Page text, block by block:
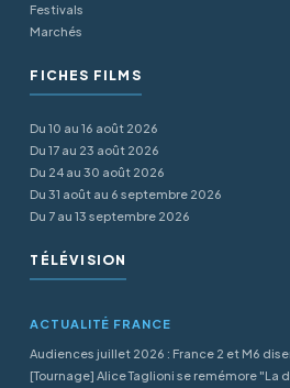
Festivals
Marchés
FICHES FILMS
Du 10 au 16 août 2026
Du 17 au 23 août 2026
Du 24 au 30 août 2026
Du 31 août au 6 septembre 2026
Du 7 au 13 septembre 2026
TÉLÉVISION
ACTUALITÉ FRANCE
Audiences juillet 2026 : France 2 et M6
[Tournage] Alice Taglioni se remémore "La